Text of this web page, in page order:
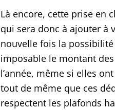
Là encore, cette prise en
qui sera donc à ajouter à
nouvelle fois la
imposable le montant
l’année, même si elles
tout de même que ces
respectent les plafonds